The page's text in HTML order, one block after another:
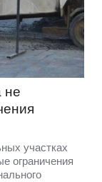
не
участках
ограничения